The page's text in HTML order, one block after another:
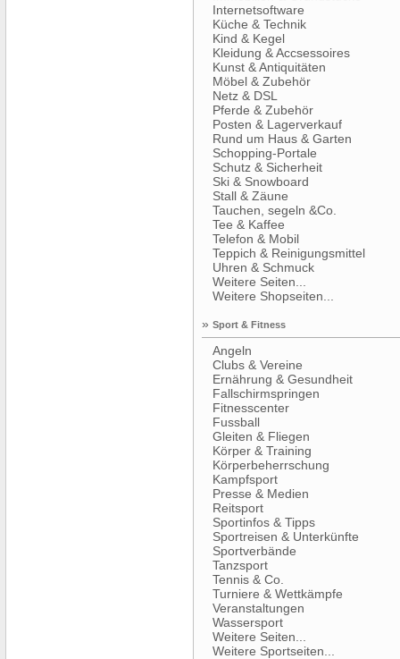
Internetsoftware
Küche & Technik
Kind & Kegel
Kleidung & Accsessoires
Kunst & Antiquitäten
Möbel & Zubehör
Netz & DSL
Pferde & Zubehör
Posten & Lagerverkauf
Rund um Haus & Garten
Schopping-Portale
Schutz & Sicherheit
Ski & Snowboard
Stall & Zäune
Tauchen, segeln &Co.
Tee & Kaffee
Telefon & Mobil
Teppich & Reinigungsmittel
Uhren & Schmuck
Weitere Seiten...
Weitere Shopseiten...
» Sport & Fitness
Angeln
Clubs & Vereine
Ernährung & Gesundheit
Fallschirmspringen
Fitnesscenter
Fussball
Gleiten & Fliegen
Körper & Training
Körperbeherrschung
Kampfsport
Presse & Medien
Reitsport
Sportinfos & Tipps
Sportreisen & Unterkünfte
Sportverbände
Tanzsport
Tennis & Co.
Turniere & Wettkämpfe
Veranstaltungen
Wassersport
Weitere Seiten...
Weitere Sportseiten...